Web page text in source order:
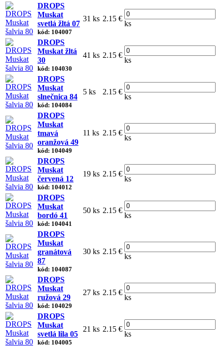
DROPS
Muskat
svetlá žltá 07
kód: 104007
31 ks 2.15 €
ks
DROPS
Muskat žltá
30
kód: 104030
41 ks 2.15 €
ks
DROPS
Muskat
slnečnica 84
kód: 104084
5 ks 2.15 €
ks
DROPS
Muskat
tmavá
oranžová 49
kód: 104049
11 ks 2.15 €
ks
DROPS
Muskat
červená 12
kód: 104012
19 ks 2.15 €
ks
DROPS
Muskat
bordó 41
kód: 104041
50 ks 2.15 €
ks
DROPS
Muskat
granátová
87
kód: 104087
30 ks 2.15 €
ks
DROPS
Muskat
ružová 29
kód: 104029
27 ks 2.15 €
ks
DROPS
Muskat
svetlá lila 05
kód: 104005
21 ks 2.15 €
ks